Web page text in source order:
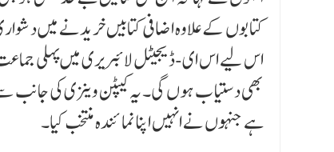
کتابوں کے علاوہ اضافی کتابیں خریدنے میں
بھی دستیا ب ہوں گی۔ یہ کیپٹن وینزی کی
ہے جنہوں نے انہیں اپنا نمائندہ منتخب کیا۔